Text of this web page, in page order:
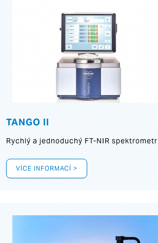
TANGO II
Rychlý a jednoduchý FT-NIR spektrometr
VÍCE INFORMACÍ >